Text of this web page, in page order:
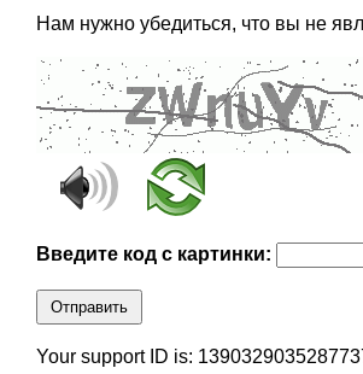
Нам нужно убедиться, что вы не
Введите код с картинки:
Отправить
Your support ID is: